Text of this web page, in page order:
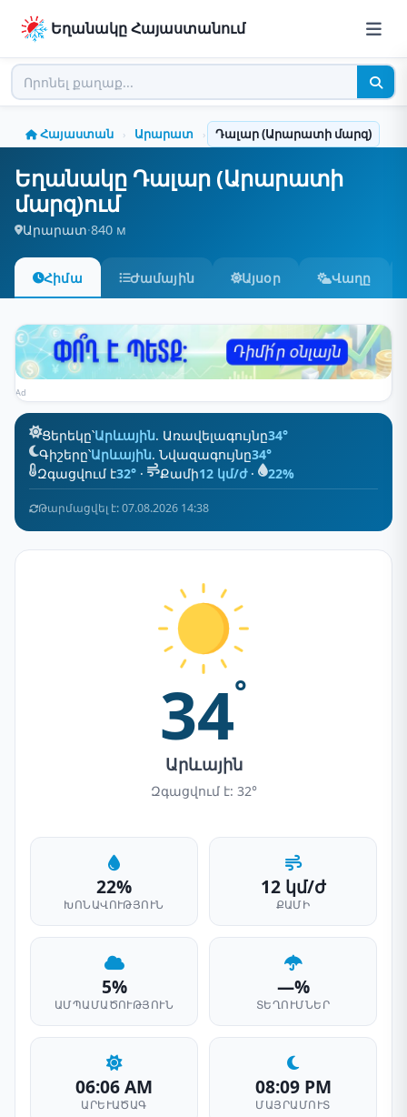
Եղանակը Հայաստանում
Հայաստան › Արարատ › Դալար (Արարատի մարզ)
Եղանակը Դալար (Արարատի
մարզ)ում
Արարատ·840 м
Հիմա Ժամային Այսօր Վաղը
Ad
Ցերեկը՝Արևային. Առավելագույնը34°
Գիշերը՝Արևային. Նվազագույնը34°
Զգացվում է32° · Քամի12 կմ/ժ· 22%
Թարմացվել է: 07.08.2026 14:38
34°
Արևային
Զգացվում է: 32°
22%
ԽՈՆԱՎՈՒԹՅՈՒՆ
12 կմ/ժ
ՔԱՄԻ
5%
ԱՄՊԱՄԱԾՈՒԹՅՈՒՆ
—%
ՏԵՂՈՒՄՆԵՐ
06:06 AM
ԱՐԵՒԱԾԱԳ
08:09 PM
ՄԱՅՐԱՄՈՒՏ